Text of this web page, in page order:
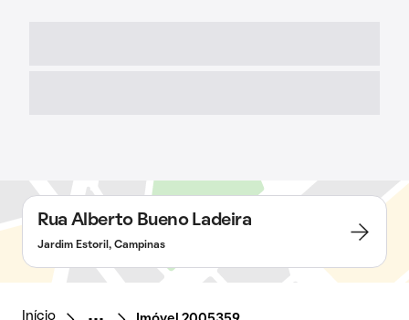
Rua Alberto Bueno Ladeira
Jardim Estoril, Campinas
Início